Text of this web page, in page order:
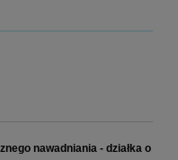
nawadniania - działka o